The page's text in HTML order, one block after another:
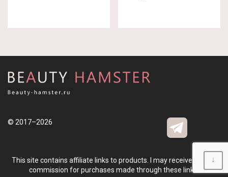
© 2017–2026
This site contains affiliate links to products. I may receive a small
commission for purchases made through these links.
↓